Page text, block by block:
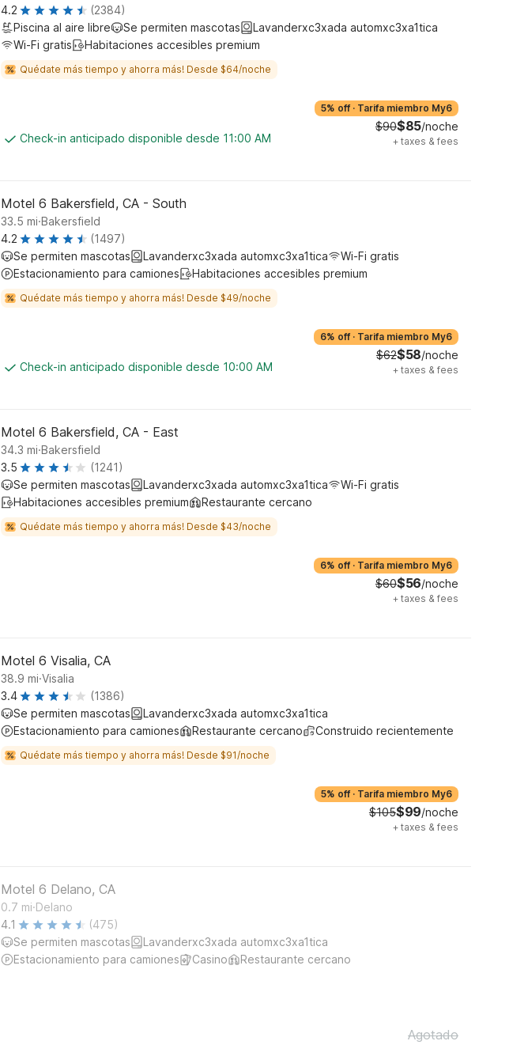
4.2
(2384)
Piscina al aire libre
Se permiten mascotas
Lavanderxc3xada automxc3xa1tica
Wi-Fi gratis
Habitaciones accesibles premium
Quédate más tiempo y ahorra más! Desde $64/noche
Check-in anticipado disponible desde 11:00 AM
5% off · Tarifa miembro My6
$90$85/noche
+ taxes & fees
Motel 6 Bakersfield, CA - South
33.5 mi.Bakersfield
4.2
(1497)
Se permiten mascotas
Lavanderxc3xada automxc3xa1tica
Wi-Fi gratis
Estacionamiento para camiones
Habitaciones accesibles premium
Quédate más tiempo y ahorra más! Desde $49/noche
Check-in anticipado disponible desde 10:00 AM
6% off · Tarifa miembro My6
$62$58/noche
+ taxes & fees
Motel 6 Bakersfield, CA - East
34.3 mi.Bakersfield
3.5
(1241)
Se permiten mascotas
Lavanderxc3xada automxc3xa1tica
Wi-Fi gratis
Habitaciones accesibles premium
Restaurante cercano
Quédate más tiempo y ahorra más! Desde $43/noche
6% off · Tarifa miembro My6
$60$56/noche
+ taxes & fees
Motel 6 Visalia, CA
38.9 mi.Visalia
3.4
(1386)
Se permiten mascotas
Lavanderxc3xada automxc3xa1tica
Estacionamiento para camiones
Restaurante cercano Construido recientemente
Quédate más tiempo y ahorra más! Desde $91/noche
5% off · Tarifa miembro My6
$105$99/noche
+ taxes & fees
Motel 6 Delano, CA
0.7 mi.Delano
4.1
(475)
Se permiten mascotas
Lavanderxc3xada automxc3xa1tica
Estacionamiento para camiones
Casino Restaurante cercano
Agotado